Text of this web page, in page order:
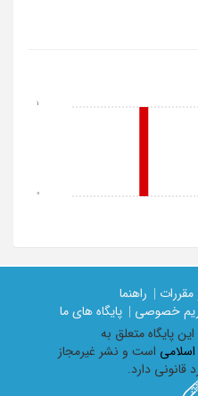
0
1
|
راهنما
خصوصی |
پایگاه های ما
پايگاه متعلق به
اسلامی است و نشر غیرمجاز
قانونی دارد.